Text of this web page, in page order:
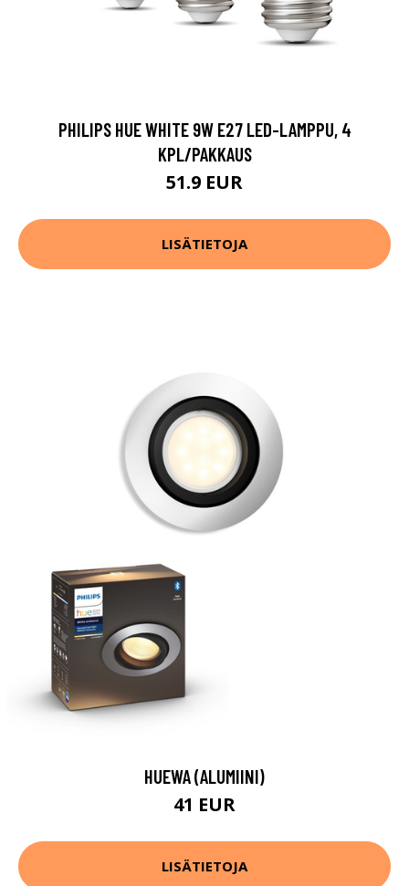
PHILIPS HUE WHITE 9W E27 LED-LAMPPU, 4
KPL/PAKKAUS
51.9 EUR
LISÄTIETOJA
HUEWA (ALUMIINI)
41 EUR
LISÄTIETOJA